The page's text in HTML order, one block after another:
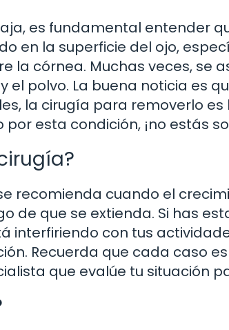
es fundamental entender
en la superficie del ojo,
la córnea. Muchas veces, se
el polvo. La buena noticia es
la cirugía para removerlo
esta condición, ¡no estás
recomienda cuando el
de que se extienda. Si has
interfiriendo con tus
Recuerda que cada caso
que evalúe tu situación